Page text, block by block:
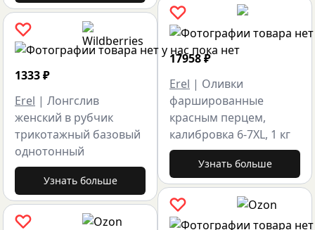
1333₽
Erel | Лонгслив
женский в рубчик
трикотажный базовый
однотонный
Узнать больше
17958₽
Erel | Оливки
фаршированные
красным перцем,
калибровка 6-7XL, 1 кг
Узнать больше